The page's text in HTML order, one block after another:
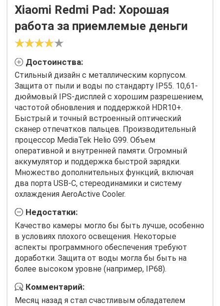
Xiaomi Redmi Pad: Хорошая
работа за приемлемые деньги
Достоинства:
Стильный дизайн с металлическим корпусом.
Защита от пыли и воды по стандарту IP55. 10,61-
дюймовый IPS-дисплей с хорошим разрешением,
частотой обновления и поддержкой HDR10+.
Быстрый и точный встроенный оптический
сканер отпечатков пальцев. Производительный
процессор MediaTek Helio G99. Объем
оперативной и внутренней памяти. Огромный
аккумулятор и поддержка быстрой зарядки.
Множество дополнительных функций, включая
два порта USB-C, стереодинамики и систему
охлаждения AeroActive Cooler.
Недостатки:
Качество камеры могло бы быть лучше, особенно
в условиях плохого освещения. Некоторые
аспекты программного обеспечения требуют
доработки. Защита от воды могла бы быть на
более высоком уровне (например, IP68).
Комментарий:
Месяц назад я стал счастливым обладателем